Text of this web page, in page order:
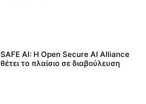
SAFE AI: Η Open Secure AI Alliance
θέτει το πλαίσιο σε διαβούλευση